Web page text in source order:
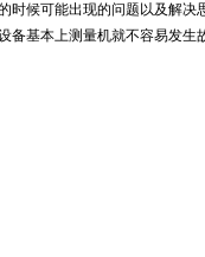
时候可能出现的问题以及解决
备基本上测量机就不容易发生